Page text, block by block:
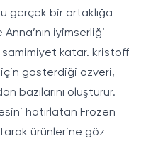
gerçek bir ortaklığa
Anna’nın iyimserliği
samimiyet katar. kristoff
için gösterdiği özveri,
bazılarını oluşturur.
hatırlatan Frozen
ürünlerine göz